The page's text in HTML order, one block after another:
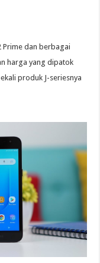
Prime dan berbagai
harga yang dipatok
produk J-seriesnya